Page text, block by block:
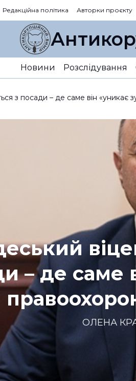
Редакційна політика Авторки проєкту
Новини Розслідування
з посади – де саме він «уникає
– де саме
ОЛЕНА